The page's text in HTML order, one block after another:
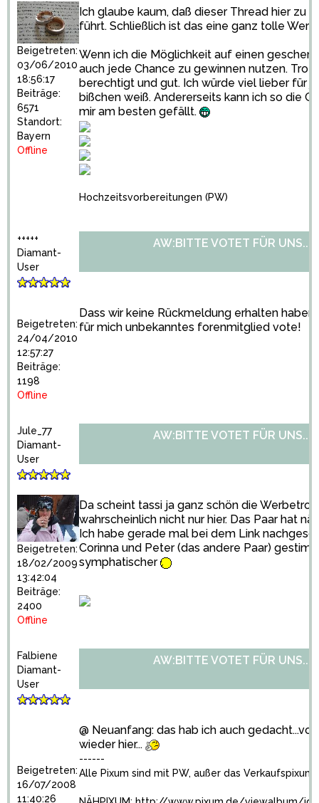
Beigetreten:
03/06/2010
18:56:17
Beiträge:
6571
Standort:
Bayern
Offline
Ich glaube kaum, daß dieser Thread hier zu
führt. Schließlich ist das eine ganz tolle
Wenn ich die Möglichkeit auf einen
auch jede Chance zu gewinnen nutzen.
berechtigt und gut. Ich würde viel lieber für
bißchen weiß. Andererseits kann ich so die
mir am besten gefällt.
Hochzeitsvorbereitungen (PW)
+++++
Diamant-
User
Beigetreten:
24/04/2010
12:57:27
Beiträge:
1198
Offline
AW:BITTE VOTET FÜR
Dass wir keine Rückmeldung erhalten
für mich unbekanntes forenmitglied vote!
Jule_77
Diamant-
User
Beigetreten:
18/02/2009
13:42:04
Beiträge:
2400
Offline
AW:BITTE VOTET FÜR
Da scheint tassi ja ganz schön die
wahrscheinlich nicht nur hier. Das Paar hat
Ich habe gerade mal bei dem Link
Corinna und Peter (das andere Paar)
symphatischer
Falbiene
Diamant-
User
Beigetreten:
16/07/2008
11:40:26
AW:BITTE VOTET FÜR
@ Neuanfang: das hab ich auch
wieder hier...
------
Alle Pixum sind mit PW, außer das